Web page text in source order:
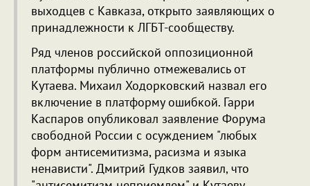
выходцев с Кавказа, открыто заявляющих о
принадлежности к ЛГБТ-сообществу.
Ряд членов российской оппозиционной
платформы публично отмежевались от
Кутаева. Михаил Ходорковский назвал его
включение в платформу ошибкой. Гарри
Каспаров опубликовал заявление Форума
свободной России с осуждением "любых
форм антисемитизма, расизма и языка
ненависти". Дмитрий Гудков заявил, что